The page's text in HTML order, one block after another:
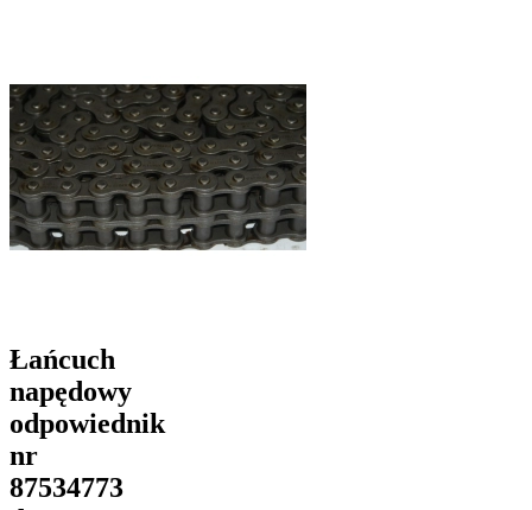
Łańcuch
napędowy
odpowiednik
nr
87534773